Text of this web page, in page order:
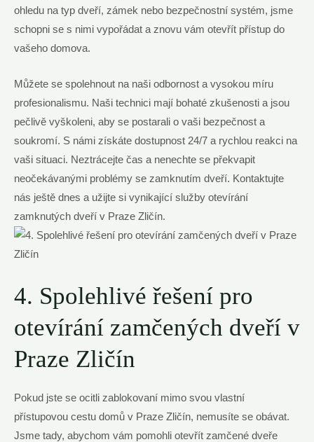
ohledu na typ dveří, zámek nebo bezpečnostní systém, jsme
schopni se s nimi vypořádat a znovu vám otevřít přístup do
vašeho domova.
Můžete se spolehnout na naši odbornost a vysokou míru
profesionalismu. Naši technici mají bohaté zkušenosti a jsou
pečlivě vyškoleni, aby se postarali o vaši bezpečnost a
soukromí. S námi získáte dostupnost 24/7 a rychlou reakci na
vaši situaci. Neztrácejte čas a nenechte se překvapit
neočekávanými problémy se zamknutím dveří. Kontaktujte
nás ještě dnes a užijte si vynikající služby otevírání
zamknutých dveří v Praze Zličín.
4. Spolehlivé řešení pro
otevírání zamčených dveří v
Praze Zličín
Pokud jste se ocitli zablokovaní mimo svou vlastní
přístupovou cestu domů v Praze Zličín, nemusíte se obávat.
Jsme tady, abychom vám pomohli otevřít zamčené dveře